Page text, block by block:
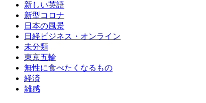
新しい英語
新型コロナ
日本の風景
日経ビジネス・オンライン
未分類
東京五輪
無性に食べたくなるもの
経済
雑感